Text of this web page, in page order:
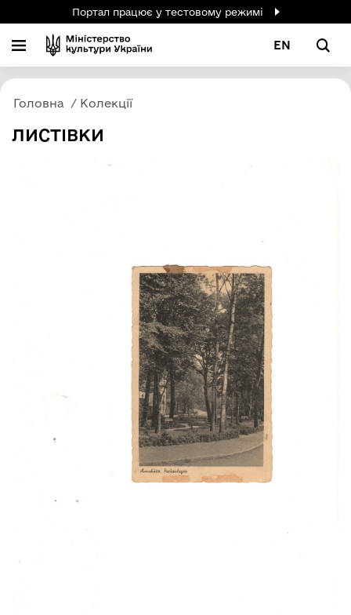
Портал працює у тестовому режимі
EN
Головна Колекції
ЛИСТІВКИ